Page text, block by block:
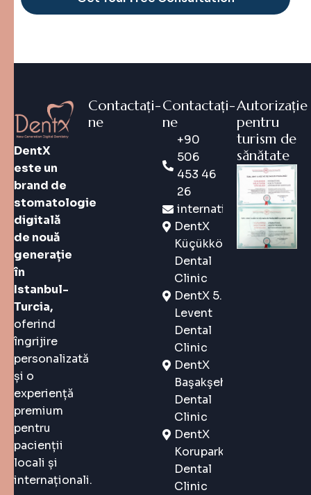
DentX
este un
brand de
stomatologie
digitală
de nouă
generație
în
Istanbul-
Turcia,
oferind
îngrijire
personalizată
și o
experiență
premium
pentru
pacienții
locali și
internaționali.
Contactați-
ne
Contactați-
ne
+90
506
453 46
26
DentX
Küçükköy
Dental
Clinic
DentX 5.
Levent
Dental
Clinic
DentX
Başakşehir
Dental
Clinic
DentX
Korupark
Dental
Clinic
Autorizație
pentru
turism de
sănătate